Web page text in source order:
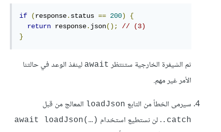
if (response. status == 200)
{
return response. json();
// (3)
}
ثم الشيفرة الخارجية ستنتظر await لينفذ الوعد في حالتنا
الأمر غير مهم.
سيرمى الخطأ من التابع loadJson المعالج من قبل
‎.catch . لن نستطيع استخدام await loadJson(…)‎